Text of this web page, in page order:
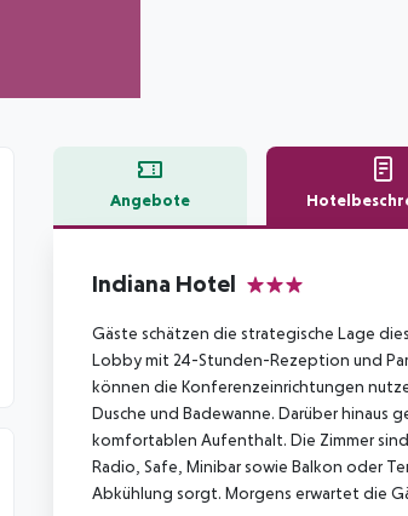
Angebote
Indiana Hotel
Gäste schätzen die strategische Lage
Lobby mit 24-Stunden-Rezeption und
können die Konferenzeinrichtungen
Dusche und Badewanne. Darüber hinaus
komfortablen Aufenthalt. Die Zimmer
Radio, Safe, Minibar sowie Balkon oder
Abkühlung sorgt. Morgens erwartet die